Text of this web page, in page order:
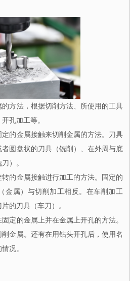
方法，根据切削方法、所使用的工具
孔加工等。
的金属接触来切削金属的方法。刀具
圆盘状的刀具（铣削）、在外周与底
）。
的金属接触进行加工的方法。固定的
金属）与切削加工相反。在车削加工
的刀具（车刀）。
定的金属上并在金属上开孔的方法。
金属。还有在用钻头开孔后，使用名
况。